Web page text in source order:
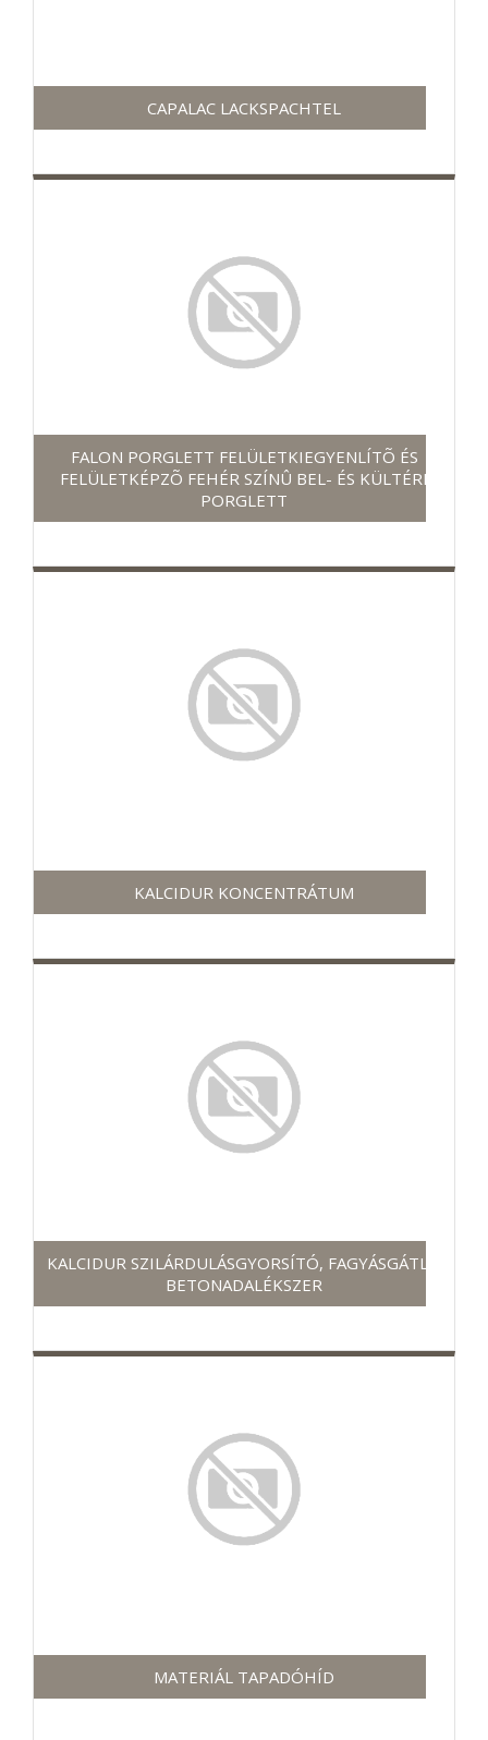
CAPALAC LACKSPACHTEL
FALON PORGLETT FELÜLETKIEGYENLÍTÕ ÉS
FELÜLETKÉPZÕ FEHÉR SZÍNÛ BEL- ÉS KÜLTÉRI
PORGLETT
KALCIDUR KONCENTRÁTUM
KALCIDUR SZILÁRDULÁSGYORSÍTÓ, FAGYÁSGÁTLÓ
BETONADALÉKSZER
MATERIÁL TAPADÓHÍD